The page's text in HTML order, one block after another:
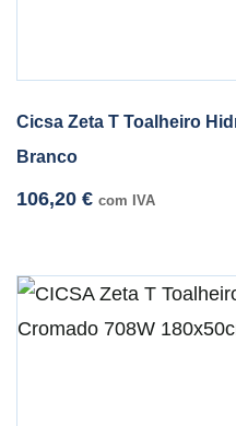
Cicsa Zeta T Toalheiro
Branco
106,20 € com IVA